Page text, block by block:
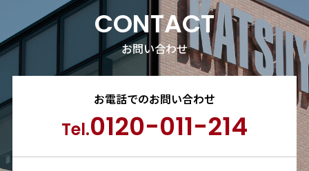
CONTACT
お問い合わせ
お電話でのお問い合わせ
Tel.0120-011-214